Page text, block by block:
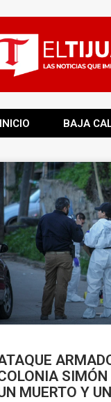
INICIO BAJA
MUERTO Y